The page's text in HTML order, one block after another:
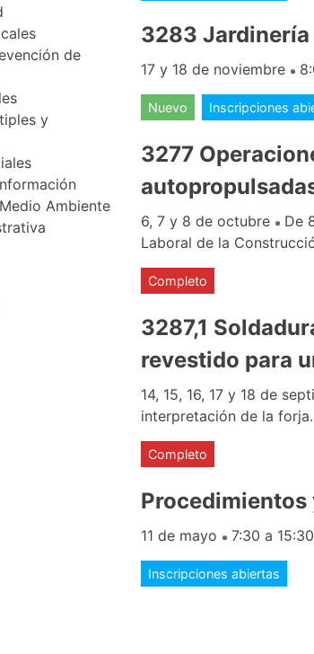
de
y
Ambiente
3283
17 y 18 de noviembre
Nuevo Inscripciones
3277
6, 7 y 8 de octubre De
Laboral de la
Completo
3287,1
revestido para
14, 15, 16, 17 y 18 de
interpretación de la
Completo
11 de mayo 7:30 a 15:30
Inscripciones abiertas